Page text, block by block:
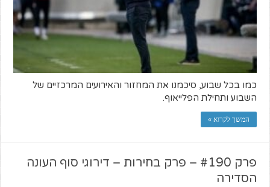
כמו בכל שבוע, סיכמנו את המחזור והאירועים המרכזיים של
השבוע ותחילת הפלייאוף.
המשך לקרוא »
פרק #190 – פרק בחירות – דירוגי סוף העונה
הסדירה